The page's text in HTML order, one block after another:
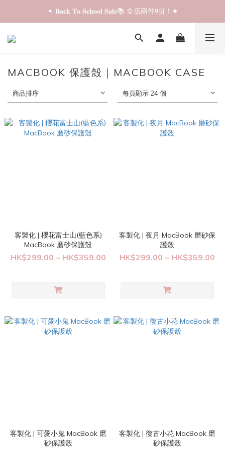
✦ 𝐁𝐚𝐜𝐤 𝐓𝐨 𝐒𝐜𝐡𝐨𝐨𝐥 𝐒𝐚𝐥𝐞📚 全店兩件𝟗折！✦
✦ 𝐁𝐚𝐜𝐤 𝐓𝐨 𝐒𝐜𝐡𝐨𝐨𝐥 𝐒𝐚𝐥𝐞📚 全店兩件𝟗折！✦
✦ 全店購物滿 𝐇𝐊𝐃𝟑𝟓𝟎 即享順豐站/智能櫃免運費！✦
MACBOOK 保護殻｜MACBOOK CASE
商品排序 每頁顯示 24 個
客製化 | 櫻花富士山(藍色系)
MacBook 磨砂保護殼
HK$299.00 ~ HK$359.00
客製化 | 夜月 MacBook 磨砂保
護殼
HK$299.00 ~ HK$359.00
客製化 | 可愛小鬼 MacBook 磨
砂保護殼
客製化 | 復古小花 MacBook 磨
砂保護殼